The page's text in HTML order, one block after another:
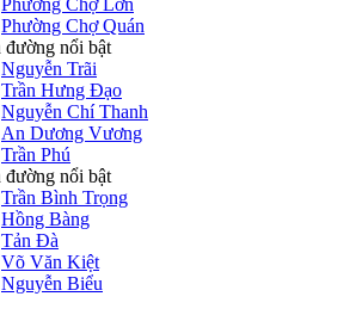
Phường Chợ Lớn
Phường Chợ Quán
đường nổi bật
Nguyễn Trãi
Trần Hưng Đạo
Nguyễn Chí Thanh
An Dương Vương
Trần Phú
đường nổi bật
Trần Bình Trọng
Hồng Bàng
Tản Đà
Võ Văn Kiệt
Nguyễn Biểu